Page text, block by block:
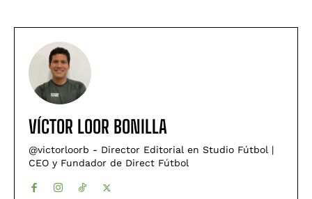
VÍCTOR LOOR BONILLA
@victorloorb - Director Editorial en Studio Fútbol |
CEO y Fundador de Direct Fútbol